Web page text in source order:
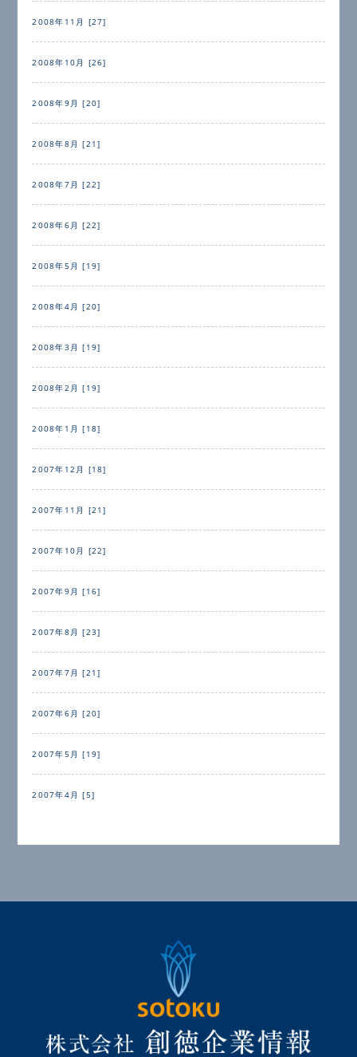
2008年11月 [27]
2008年10月 [26]
2008年9月 [20]
2008年8月 [21]
2008年7月 [22]
2008年6月 [22]
2008年5月 [19]
2008年4月 [20]
2008年3月 [19]
2008年2月 [19]
2008年1月 [18]
2007年12月 [18]
2007年11月 [21]
2007年10月 [22]
2007年9月 [16]
2007年8月 [23]
2007年7月 [21]
2007年6月 [20]
2007年5月 [19]
2007年4月 [5]